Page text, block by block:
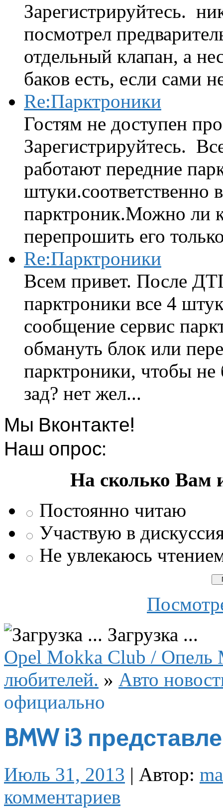
Зарегистрируйтесь.
посмотрел
отдельный клапан, а
баков есть, если сами
Re:Парктроники
Гостям не доступен
Зарегистрируйтесь.
работают передние
штуки.соответственно
парктроник.Можно ли
перепрошить его
Re:Парктроники
Всем привет. После
парктроники все 4
сообщение сервис
обмануть блок или
парктроники, чтобы
зад? нет жел...
Мы Вконтакте!
Наш опрос:
На сколько Вам
Постоянно читаю
Участвую в
Не увлекаюсь
Загрузка ...
Opel Mokka Club / Опель
любителей. » Авто
официально
BMW i3
Июль 31, 2013 | Автор:
комментариев